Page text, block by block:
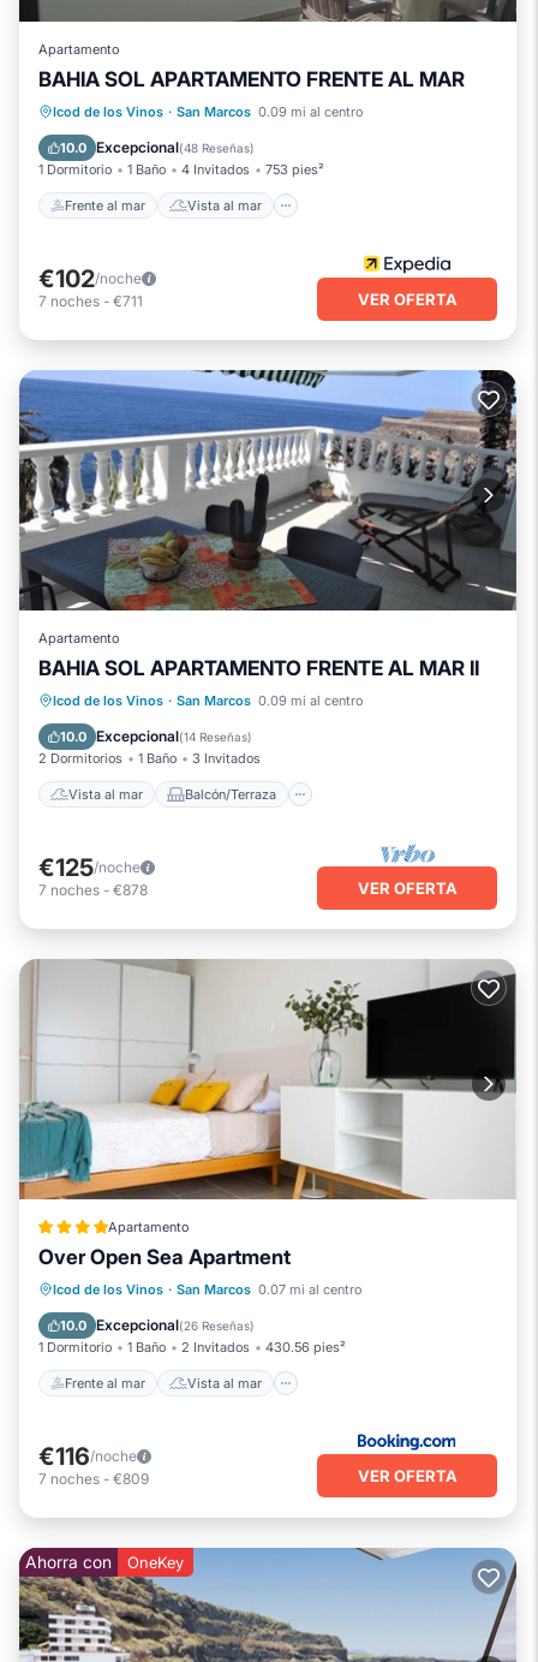
Apartamento
BAHIA SOL APARTAMENTO FRENTE AL MAR
Icod de los Vinos · San Marcos 0.09 mi al centro
10.0 Excepcional(48 Reseñas)
1 Dormitorio 1 Baño 4 Invitados 753 pies²
Frente al mar Vista al mar
Frente al mar
Vista al mar
Balcón/Terraza
€102/noche
7 noches - €711 VER OFERTA
Apartamento
BAHIA SOL APARTAMENTO FRENTE AL MAR II
Icod de los Vinos · San Marcos 0.09 mi al centro
10.0 Excepcional(14 Reseñas)
2 Dormitorios 1 Baño 3 Invitados
Vista al mar Balcón/Terraza
Vista al mar
Balcón/Terraza
Vistas
Cocina
€125/noche
7 noches - €878 VER OFERTA
Apartamento
Over Open Sea Apartment
Icod de los Vinos · San Marcos 0.07 mi al centro
10.0 Excepcional(26 Reseñas)
1 Dormitorio 1 Baño 2 Invitados 430.56 pies²
Frente al mar Vista al mar
Frente al mar
Vista al mar
Balcón/Terraza
€116/noche
7 noches - €809 VER OFERTA
Ahorra con OneKey